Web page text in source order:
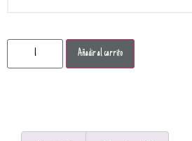
Añadir al carrito